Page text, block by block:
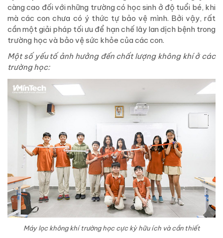
càng cao đối với những trường có học sinh ở độ tuổi bé, khi
mà các con chưa có ý thức tự bảo vệ mình. Bởi vậy, rất
cần một giải pháp tối ưu để hạn chế lây lan dịch bệnh trong
trường học và bảo vệ sức khỏe của các con.
Một số yếu tố ảnh hưởng đến chất lượng không khí ở các
trường học:
Máy lọc không khí trường học cực kỳ hữu ích và cần thiết